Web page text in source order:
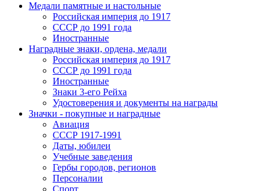
Медали памятные и настольные
Российская империя до 1917
СССР до 1991 года
Иностранные
Наградные знаки, ордена, медали
Российская империя до 1917
СССР до 1991 года
Иностранные
Знаки 3-его Рейха
Удостоверения и документы на награды
Значки - покупные и наградные
Авиация
СССР 1917-1991
Даты, юбилеи
Учебные заведения
Гербы городов, регионов
Персоналии